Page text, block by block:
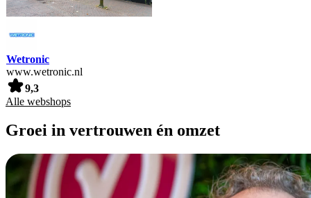
Wetronic
www.wetronic.nl
9,3
Alle webshops
Groei in vertrouwen én omzet